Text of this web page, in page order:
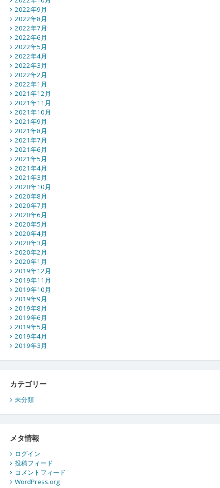
2022年9月
2022年8月
2022年7月
2022年6月
2022年5月
2022年4月
2022年3月
2022年2月
2022年1月
2021年12月
2021年11月
2021年10月
2021年9月
2021年8月
2021年7月
2021年6月
2021年5月
2021年4月
2021年3月
2020年10月
2020年8月
2020年7月
2020年6月
2020年5月
2020年4月
2020年3月
2020年2月
2020年1月
2019年12月
2019年11月
2019年10月
2019年9月
2019年8月
2019年6月
2019年5月
2019年4月
2019年3月
カテゴリー
未分類
メタ情報
ログイン
投稿フィード
コメントフィード
WordPress.org